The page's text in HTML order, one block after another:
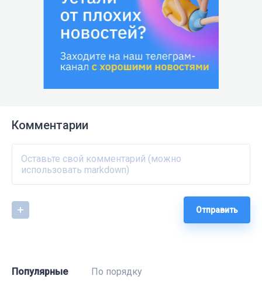
Комментарии
Отправить
Популярные По порядку